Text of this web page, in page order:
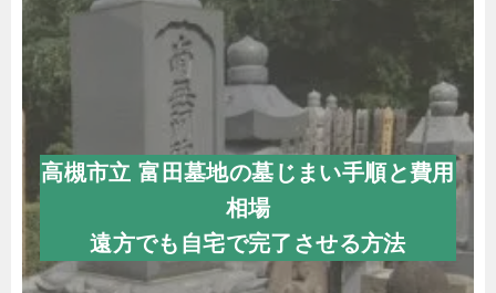
高槻市立 富田墓地の墓じまい手順と費用
相場
遠方でも自宅で完了させる方法